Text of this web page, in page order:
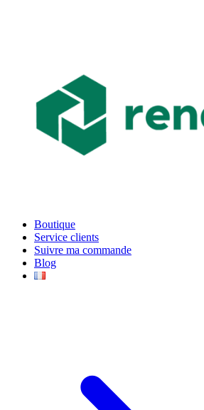
Boutique
Service clients
Suivre ma commande
Blog